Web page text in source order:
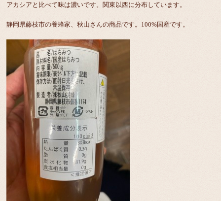
アカシアと比べて味は濃いです。関東以西に分布しています。
静岡県藤枝市の養蜂家、秋山さんの商品です。100%国産です。